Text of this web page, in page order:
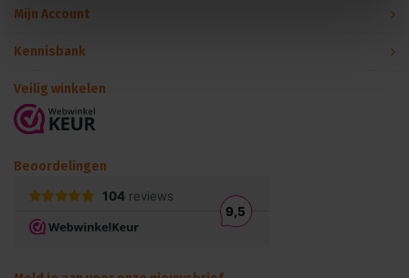
Mijn Account
Kennisbank
Veilig winkelen
Beoordelingen